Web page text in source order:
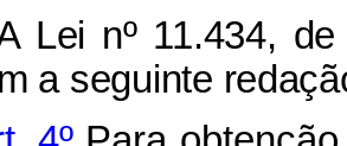
Lei nº 11.434,
a seguinte